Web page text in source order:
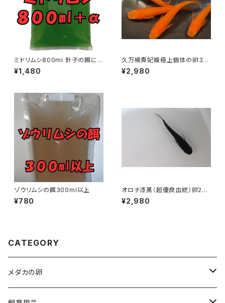
ミドリムシ800ml 針子の餌に
最適
¥1,480
久万楊貴妃媛極上個体の卵30
個＋α
¥2,980
ゾウリムシの餌300ml以上
¥780
オロチ漆黒（超優良血統）卵20
個＋α
¥2,980
CATEGORY
メダカの卵